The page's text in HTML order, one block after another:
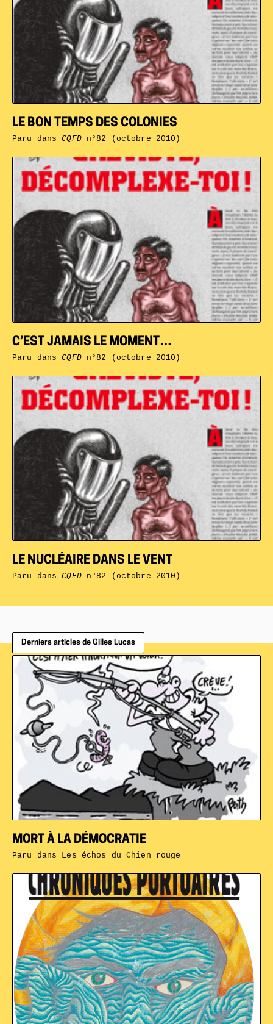
LE NUCLÉAIRE DANS LE VENT
Paru dansCQFDn°82 (octobre 2010)
C’EST JAMAIS LE MOMENT…
Paru dansCQFDn°82 (octobre 2010)
LE BON TEMPS DES COLONIES
Paru dansCQFDn°82 (octobre 2010)
Derniers articles de Gilles Lucas
MORT À LA DÉMOCRATIE
Paru dans Les échos du Chien rouge